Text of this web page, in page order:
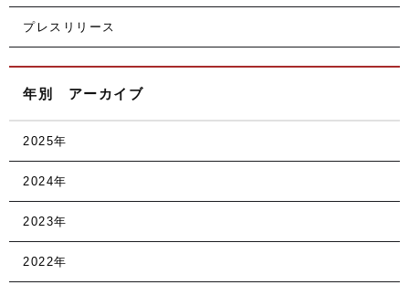
プレスリリース
年別 アーカイブ
2025年
2024年
2023年
2022年